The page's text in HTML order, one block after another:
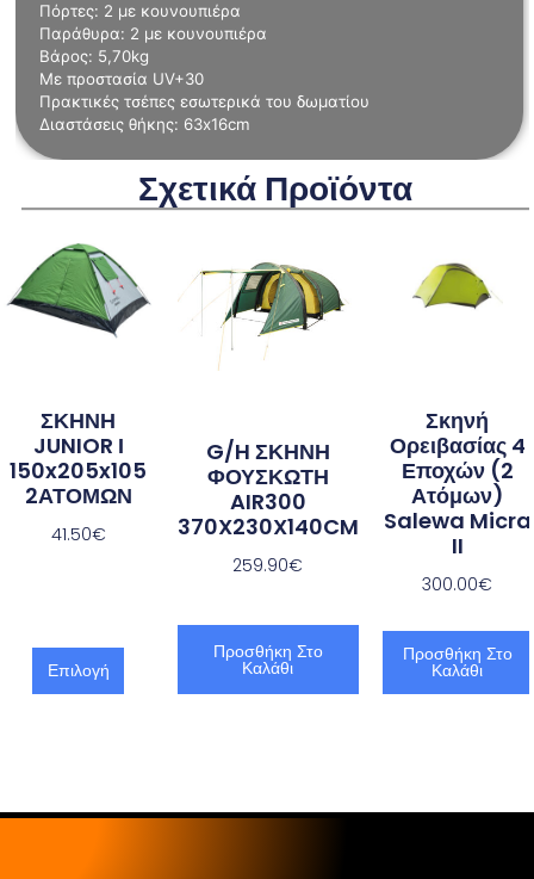
Πόρτες: 2 με κουνουπιέρα
Παράθυρα: 2 με κουνουπιέρα
Βάρος: 5,70kg
Με προστασία UV+30
Πρακτικές τσέπες εσωτερικά του δωματίου
Διαστάσεις θήκης: 63x16cm
Σχετικά Προϊόντα
ΣΚΗΝΗ
JUNIOR Ι
150x205x105
2ΑΤΟΜΩΝ
41.50€
Επιλογή
G/H ΣΚΗΝΗ
ΦΟΥΣΚΩΤΗ
AIR300
370X230X140CM
259.90€
Προσθήκη Στο
Καλάθι
Σκηνή
Ορειβασίας 4
Εποχών (2
Ατόμων)
Salewa Micra
II
300.00€
Προσθήκη Στο
Καλάθι